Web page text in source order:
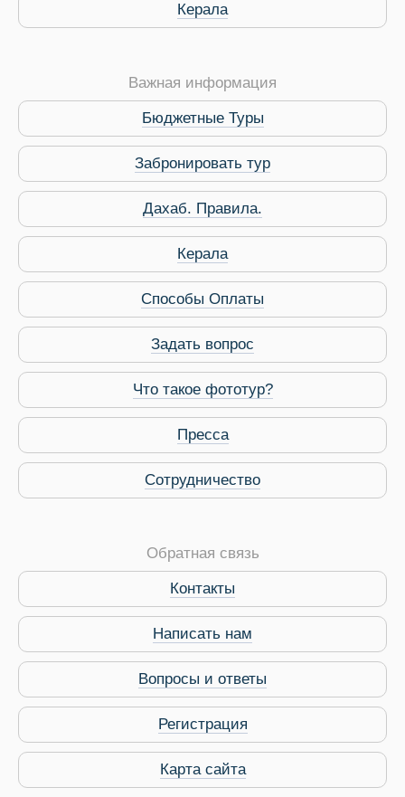
Виза в Индию
Керала
Важная информация
Бюджетные Туры
Забронировать тур
Дахаб. Правила.
Керала
Способы Оплаты
Задать вопрос
Что такое фототур?
Пресса
Сотрудничество
Обратная связь
Контакты
Написать нам
Вопросы и ответы
Регистрация
Карта сайта